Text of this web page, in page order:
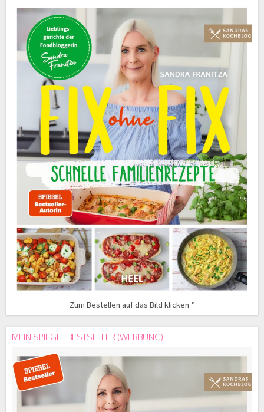
Zum Bestellen auf das Bild klicken *
MEIN SPIEGEL BESTSELLER (WERBUNG)